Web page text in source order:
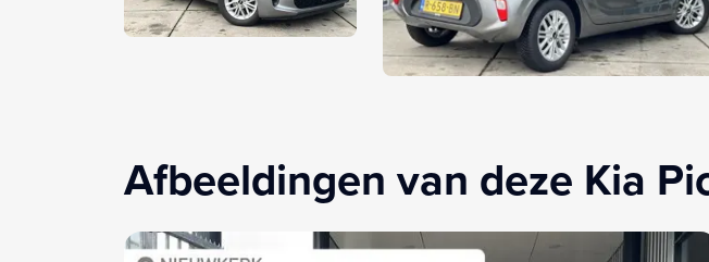
Afbeeldingen van deze Kia